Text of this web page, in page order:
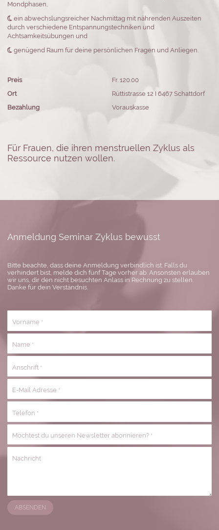
Mondphasen,
 ein abwechslungsreicher Nachmittag mit nährenden Auszeiten
durch verschiedene Entspannungstechniken und
Achtsamkeitsübungen und
 genügend Raum für deine persönlichen Fragen und Anliegen.
Preis
Fr. 120.00
Ort
Rüttistrasse 12 I 6467 Schattdorf
Bezahlung
Vorauskasse
Für Frauen, die ihren menstruellen Zyklus als
Ressource nutzen wollen.
Anmeldung Seminar Zyklus bewusst
Bitte beachte, dass deine Anmeldung verbindlich ist. Falls du
verhindert bist, melde dich fünf Tage vorher ab. Ansonsten erlauben
wir uns, dir den nicht besuchten Anlass in Rechnung zu stellen.
Danke für dein Verständnis.
Vorname *
Name *
Anschrift *
E-Mail Adresse *
Telefon *
Möchtest du unseren Newsletter abonnieren? *
Nachricht
ABSENDEN